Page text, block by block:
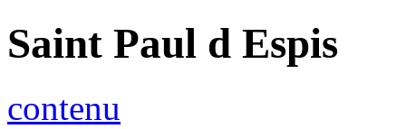
Saint Paul d Espis
contenu